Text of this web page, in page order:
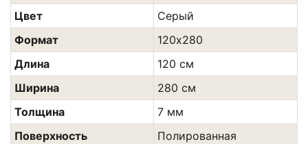
Цвет
Сeрый
Формат
120х280
Длина
120 см
Ширина
280 см
Толщина
7 мм
Поверхность
Полированная